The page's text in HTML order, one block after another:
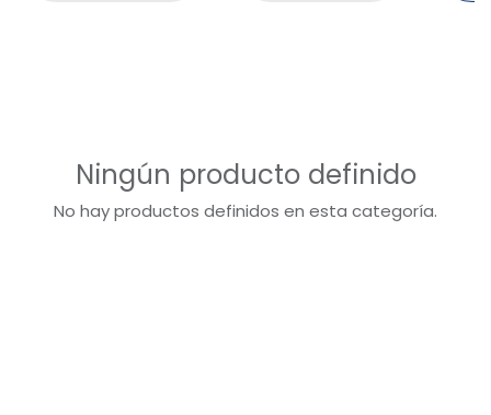
Ningún producto definido
No hay productos definidos en esta categoría.